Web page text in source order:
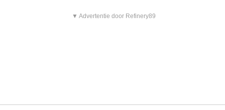
▼ Advertentie door Refinery89